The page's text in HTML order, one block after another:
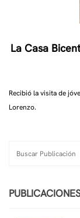
La Casa
Recibió la visita de
Lorenzo.